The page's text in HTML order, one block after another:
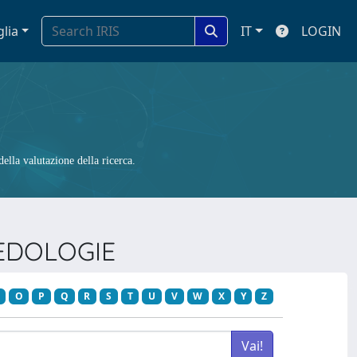
IT LOGIN
valutazione della ricerca.
O P Q R S T U V W X Y Z